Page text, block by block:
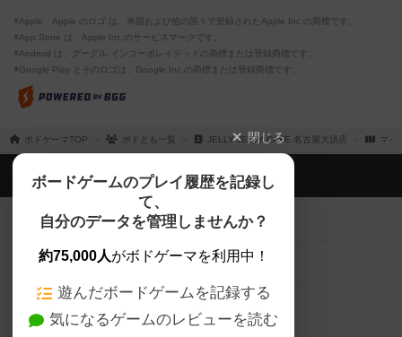
※Apple、Apple のロゴ は、米国および他の国々で登録されたApple Inc.の商標です。
※App Store は、Apple Inc.のサービスマークです。
※Android は、グーグル インコーポレイテッドの商標または登録商標です。
※Google Play とそのロゴは、Google Inc.の商標または登録商標です。
ボドゲーマTOP ボドとも一覧 JELLY JELLY CAFE 名古屋大須店 マイ
閉じる
ボードゲームのプレイ履歴を記録し
て、
自分のデータを管理しませんか？
約75,000人がボドゲーマを利用中！
遊んだボードゲームを記録する
気になるゲームのレビューを読む
ボドゲーマTOP
ボードゲームを検索する
ボードゲームの新着レビュー
ボードゲーム会情報